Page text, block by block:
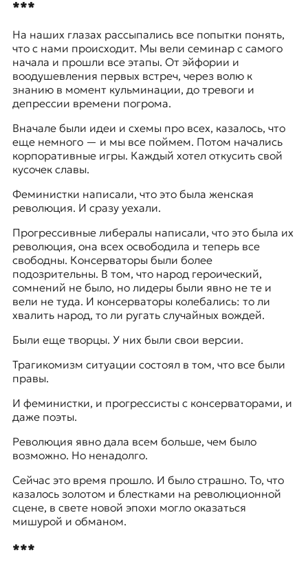
***
На наших глазах рассыпались все попытки понять,
что с нами происходит. Мы вели семинар с самого
начала и прошли все этапы. От эйфории и
воодушевления первых встреч, через волю к
знанию в момент кульминации, до тревоги и
депрессии времени погрома.
Вначале были идеи и схемы про всех, казалось, что
еще немного — и мы все поймем. Потом начались
корпоративные игры. Каждый хотел откусить свой
кусочек славы.
Феминистки написали, что это была женская
революция. И сразу уехали.
Прогрессивные либералы написали, что это была их
революция, она всех освободила и теперь все
свободны. Консерваторы были более
подозрительны. В том, что народ героический,
сомнений не было, но лидеры были явно не те и
вели не туда. И консерваторы колебались: то ли
хвалить народ, то ли ругать случайных вождей.
Были еще творцы. У них были свои версии.
Трагикомизм ситуации состоял в том, что все были
правы.
И феминистки, и прогрессисты с консерваторами, и
даже поэты.
Революция явно дала всем больше, чем было
возможно. Но ненадолго.
Сейчас это время прошло. И было страшно. То, что
казалось золотом и блестками на революционной
сцене, в свете новой эпохи могло оказаться
мишурой и обманом.
***